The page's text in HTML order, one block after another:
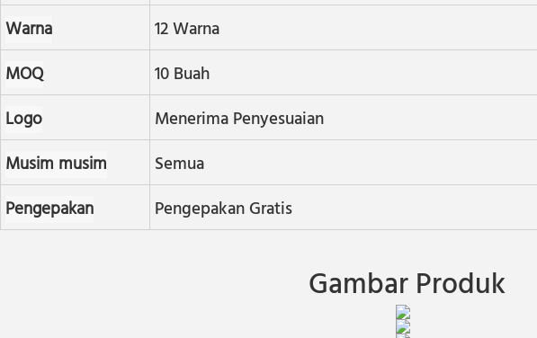
Warna
12 Warna
MOQ
10 Buah
Logo
Menerima Penyesuaian
Musim musim
Semua
Pengepakan
Pengepakan Gratis
Gambar Produk